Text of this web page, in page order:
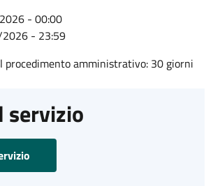
- 00:00
- 23:59
procedimento amministrativo: 30 giorni
servizio